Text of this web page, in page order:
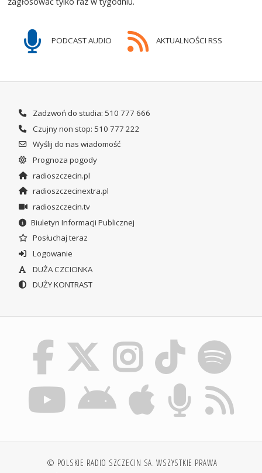
PODCAST AUDIO AKTUALNOŚCI RSS
Zadzwoń do studia: 510 777 666
Czujny non stop: 510 777 222
Wyślij do nas wiadomość
Prognoza pogody
radioszczecin.pl
radioszczecinextra.pl
radioszczecin.tv
Biuletyn Informacji Publicznej
Posłuchaj teraz
Logowanie
DUŻA CZCIONKA
DUŻY KONTRAST
© POLSKIE RADIO SZCZECIN SA. WSZYSTKIE PRAWA